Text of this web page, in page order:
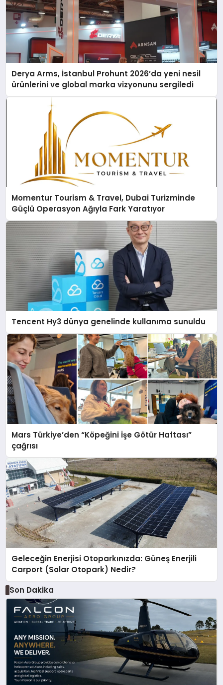
Derya Arms, İstanbul Prohunt 2026’da yeni nesil
ürünlerini ve global marka vizyonunu sergiledi
Momentur Tourism & Travel, Dubai Turizminde
Güçlü Operasyon Ağıyla Fark Yaratıyor
Tencent Hy3 dünya genelinde kullanıma sunuldu
Mars Türkiye’den “Köpeğini İşe Götür Haftası”
çağrısı
Geleceğin Enerjisi Otoparkınızda: Güneş Enerjili
Carport (Solar Otopark) Nedir?
Son Dakika